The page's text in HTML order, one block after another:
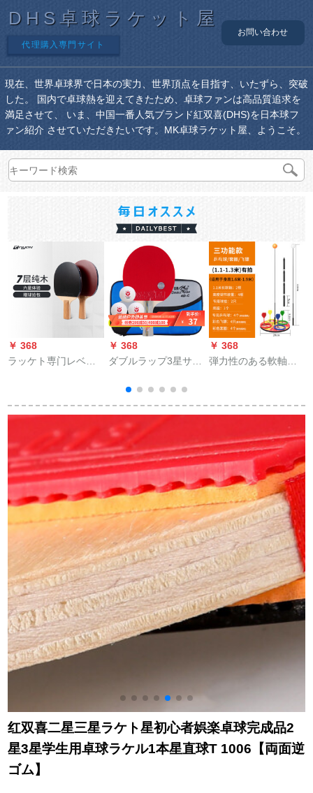
DHS卓球ラケット屋
代理購入専門サイト
お問い合わせ
現在、世界卓球界で日本の実力、世界頂点を目指す、いたずら、突破
した。 国内で卓球熱を迎えてきたため、卓球ファンは高品質追求を
満足させて、 いま、中国一番人気ブランド紅双喜(DHS)を日本球フ
ァン紹介 させていただきたいです。MK卓球ラケット屋、ようこそ。
￥ 368
ラッケト専门レベル
大人向けのトレーニ
ングリル4星5星正品
セイントの横板で
す。斜め柄の取り手
です。
￥ 368
ダブルラップ3星サム
D-Cダンプショット
(長柄)シングセト
￥ 368
弾力性のある軟軸の
は蹴ってボアの兵兵
ますか？卓球のf 12の
ダウツの金を练习し
ます。
红双喜二星三星ラケト星初心者娯楽卓球完成品2
星3星学生用卓球ラケル1本星直球T 1006【両面逆
ゴム】